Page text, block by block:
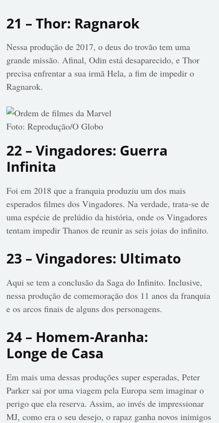
21 – Thor: Ragnarok
Nessa produção de 2017, o deus do trovão tem uma
grande missão. Afinal, Odin está desaparecido, e Thor
precisa enfrentar a sua irmã Hela, a fim de impedir o
Ragnarok.
Foto: Reprodução/O Globo
22 – Vingadores: Guerra
Infinita
Foi em 2018 que a franquia produziu um dos mais
esperados filmes dos Vingadores. Na verdade, trata-se de
uma espécie de prelúdio da história, onde os Vingadores
tentam impedir Thanos de reunir as seis joias do infinito.
23 – Vingadores: Ultimato
Aqui se tem a conclusão da Saga do Infinito. Inclusive,
nessa produção de comemoração dos 11 anos da franquia
e os arcos finais de alguns dos personagens.
24 – Homem-Aranha:
Longe de Casa
Em mais uma dessas produções super esperadas, Peter
Parker sai por uma viagem pela Europa sem imaginar o
perigo que ela reserva. Assim, ao invés de impressionar
MJ, como era o seu desejo, o rapaz ganha novos inimigos